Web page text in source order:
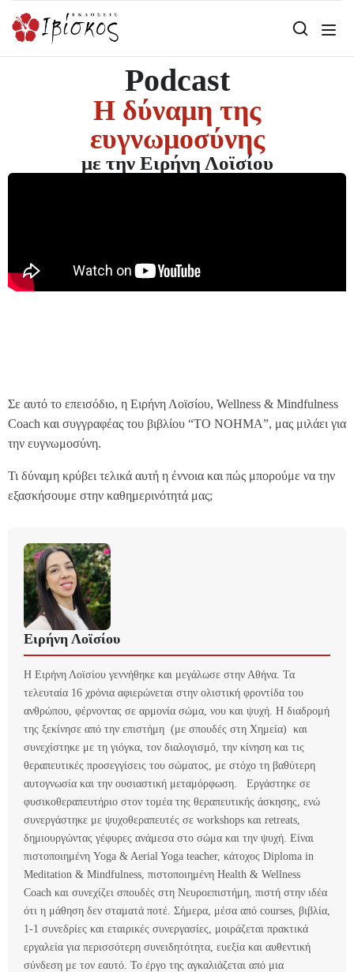
Podcast
Η δύναμη της
ευγνωμοσύνης
με την Ειρήνη Λοϊσίου
Σε αυτό το επεισόδιο, η Ειρήνη Λοϊσίου, Wellness & Mindfulness
Coach και συγγραφέας του βιβλίου “ΤΟ ΝΟΗΜΑ”, μας μιλάει για
την ευγνωμοσύνη.
Τι δύναμη κρύβει τελικά αυτή η έννοια και πώς μπορούμε να την
εξασκήσουμε στην καθημερινότητά μας;
Ειρήνη Λοϊσίου
Η Ειρήνη Λοϊσίου γεννήθηκε και μεγάλωσε στην Αθήνα. Τα
τελευταία 16 χρόνια αφιερώνεται στην ολιστική φροντίδα του
ανθρώπου, φέρνοντας σε αρμονία σώμα, νου και ψυχή. Η διαδρομή
της ξεκίνησε από την επιστήμη (με σπουδές στη Χημεία) και
συνεχίστηκε με τη γιόγκα, τον διαλογισμό, την κίνηση και τις
θεραπευτικές προσεγγίσεις του σώματος, με στόχο τη βαθύτερη
αυτογνωσία και την ουσιαστική μεταμόρφωση. Εργάστηκε σε
φυσικοθεραπευτήριο στον τομέα της θεραπευτικής άσκησης, ενώ
συνεργάστηκε με ψυχοθεραπευτές σε workshops και retreats,
δημιουργώντας γέφυρες ανάμεσα στο σώμα και την ψυχή. Είναι
πιστοποιημένη Yoga & Aerial Yoga teacher, κάτοχος Diploma in
Meditation & Mindfulness, πιστοποιημένη Health & Wellness
Coach και συνεχίζει σπουδές στη Νευροεπιστήμη, πιστή στην ιδέα
ότι η μάθηση δεν σταματά ποτέ. Σήμερα, μέσα από courses, βιβλία,
1-1 συνεδρίες και εταιρικές συνεργασίες, μοιράζεται πρακτικά
εργαλεία για περισσότερη συνειδητότητα, ευεξία και αυθεντική
σύνδεση με τον εαυτό. Το έργο της αγκαλιάζεται από μια